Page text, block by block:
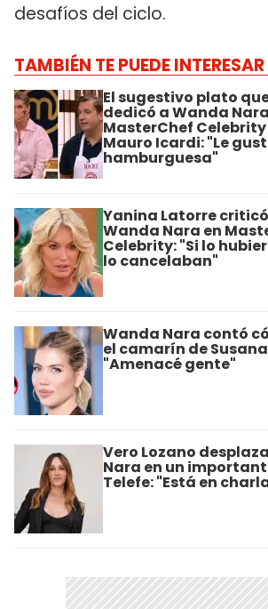
desafíos del ciclo.
TAMBIÉN TE PUEDE INTERESAR
El sugestivo plato
dedicó a Wanda
MasterChef
Mauro Icardi: "Le
hamburguesa"
Yanina Latorre
Wanda Nara en
Celebrity: "Si lo
lo cancelaban"
Wanda Nara contó
el camarín de
"Amenacé gente"
Vero Lozano
Nara en un
Telefe: "Está en